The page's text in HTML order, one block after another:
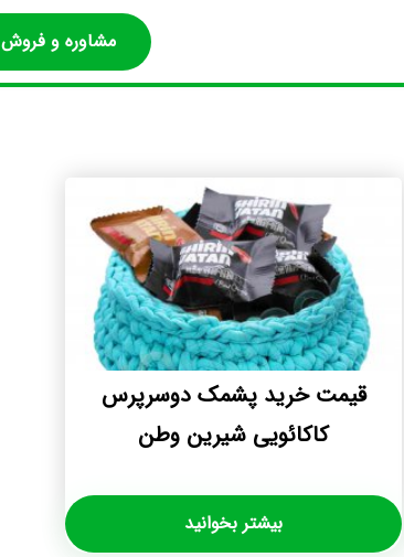
مشاوره و فروش
قیمت خرید پشمک دوسرپرس
کاکائویی شیرین وطن
بیشتر بخوانید